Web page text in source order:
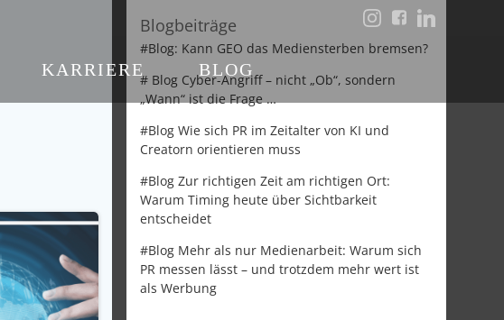
KARRIERE BLOG
Blogbeiträge
#Blog: Kann GEO das Mediensterben bremsen?
# Blog Cyber-Angriff – nicht „Ob“, sondern
„Wann“ ist die Frage …
#Blog Wie sich PR im Zeitalter von KI und
Creatorn orientieren muss
#Blog Zur richtigen Zeit am richtigen Ort:
Warum Timing heute über Sichtbarkeit
entscheidet
#Blog Mehr als nur Medienarbeit: Warum sich
PR messen lässt – und trotzdem mehr wert ist
als Werbung